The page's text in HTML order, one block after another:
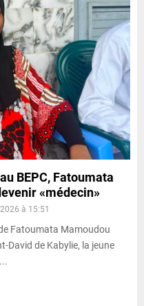
BEPC, Fatoumata
«médecin»
à 15:51
Fatoumata Mamoudou
David de Kabylie, la jeune